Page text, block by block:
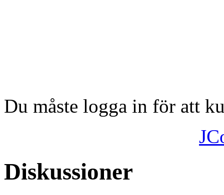
Du måste logga in för att
Diskussioner